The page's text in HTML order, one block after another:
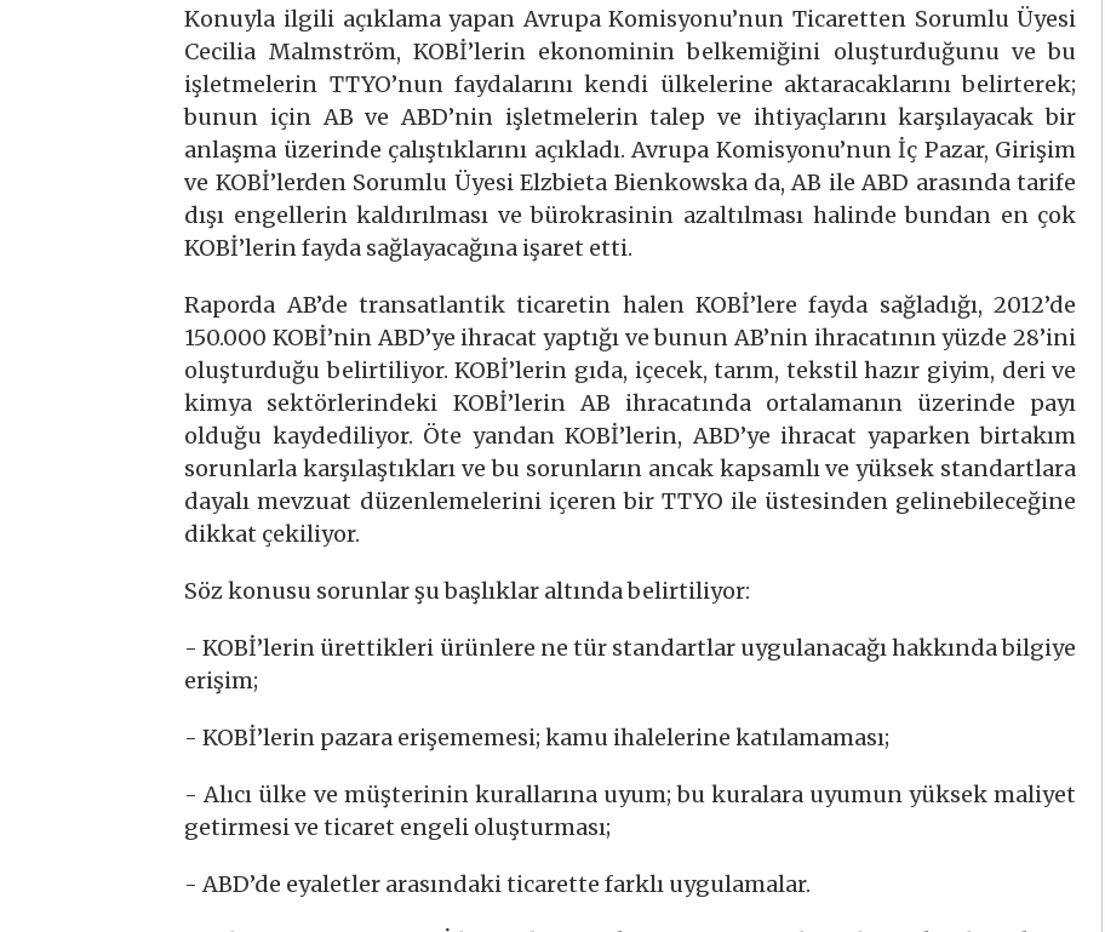
Konuyla ilgili açıklama yapan Avrupa Komisyonu’nun Ticaretten Sorumlu Üyesi
Cecilia Malmström, KOBİ’lerin ekonominin belkemiğini oluşturduğunu ve bu
işletmelerin TTYO’nun faydalarını kendi ülkelerine aktaracaklarını belirterek;
bunun için AB ve ABD’nin işletmelerin talep ve ihtiyaçlarını karşılayacak bir
anlaşma üzerinde çalıştıklarını açıkladı. Avrupa Komisyonu’nun İç Pazar, Girişim
ve KOBİ’lerden Sorumlu Üyesi Elzbieta Bienkowska da, AB ile ABD arasında tarife
dışı engellerin kaldırılması ve bürokrasinin azaltılması halinde bundan en çok
KOBİ’lerin fayda sağlayacağına işaret etti.
Raporda AB’de transatlantik ticaretin halen KOBİ’lere fayda sağladığı, 2012’de
150.000 KOBİ’nin ABD’ye ihracat yaptığı ve bunun AB’nin ihracatının yüzde 28’ini
oluşturduğu belirtiliyor. KOBİ’lerin gıda, içecek, tarım, tekstil hazır giyim, deri ve
kimya sektörlerindeki KOBİ’lerin AB ihracatında ortalamanın üzerinde payı
olduğu kaydediliyor. Öte yandan KOBİ’lerin, ABD’ye ihracat yaparken birtakım
sorunlarla karşılaştıkları ve bu sorunların ancak kapsamlı ve yüksek standartlara
dayalı mevzuat düzenlemelerini içeren bir TTYO ile üstesinden gelinebileceğine
dikkat çekiliyor.
Söz konusu sorunlar şu başlıklar altında belirtiliyor:
- KOBİ’lerin ürettikleri ürünlere ne tür standartlar uygulanacağı hakkında bilgiye
erişim;
- KOBİ’lerin pazara erişememesi; kamu ihalelerine katılamaması;
- Alıcı ülke ve müşterinin kurallarına uyum; bu kuralara uyumun yüksek maliyet
getirmesi ve ticaret engeli oluşturması;
- ABD’de eyaletler arasındaki ticarette farklı uygulamalar.